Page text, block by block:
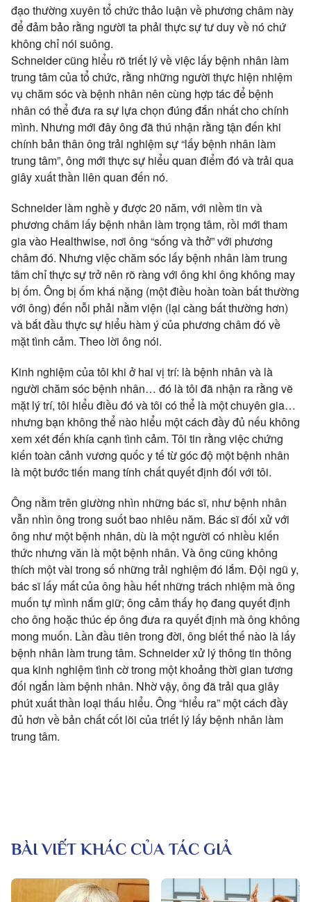
đạo thường xuyên tổ chức thảo luận về phương châm này
để đảm bảo rằng người ta phải thực sự tư duy về nó chứ
không chỉ nói suông.
Schneider cũng hiểu rõ triết lý về việc lấy bệnh nhân làm
trung tâm của tổ chức, rằng những người thực hiện nhiệm
vụ chăm sóc và bệnh nhân nên cùng hợp tác để bệnh
nhân có thể đưa ra sự lựa chọn đúng đắn nhất cho chính
mình. Nhưng mới đây ông đã thú nhận rằng tận đến khi
chính bản thân ông trải nghiệm sự “lấy bệnh nhân làm
trung tâm”, ông mới thực sự hiểu quan điểm đó và trải qua
giây xuất thần liên quan đến nó.
Schneider làm nghề y được 20 năm, với niềm tin và
phương châm lấy bệnh nhân làm trọng tâm, rồi mới tham
gia vào Healthwise, nơi ông “sống và thở” với phương
châm đó. Nhưng việc chăm sóc lấy bệnh nhân làm trung
tâm chỉ thực sự trở nên rõ ràng với ông khi ông không may
bị ốm. Ông bị ốm khá nặng (một điều hoàn toàn bất thường
với ông) đến nỗi phải nằm viện (lại càng bất thường hơn)
và bắt đầu thực sự hiểu hàm ý của phương châm đó về
mặt tình cảm. Theo lời ông nói.
Kinh nghiệm của tôi khi ở hai vị trí: là bệnh nhân và là
người chăm sóc bệnh nhân… đó là tôi đã nhận ra rằng vẽ
mặt lý trí, tôi hiểu điều đó và tôi có thể là một chuyên gia…
nhưng bạn không thể nào hiểu một cách đầy đủ nếu không
xem xét đến khía cạnh tình cảm. Tôi tin rằng việc chứng
kiến toàn cảnh vương quốc y tế từ góc độ một bệnh nhân
là một bước tiến mang tính chất quyết định đối với tôi.
Ông nằm trên giường nhìn những bác sĩ, như bệnh nhân
vẫn nhìn ông trong suốt bao nhiêu năm. Bác sĩ đối xử với
ông như một bệnh nhân, dù là một người có nhiều kiến
thức nhưng văn là một bệnh nhân. Và ông cũng không
thích một vài trong số những trải nghiệm đó lắm. Đội ngũ y,
bác sĩ lấy mất của ông hầu hết những trách nhiệm mà ông
muốn tự mình nắm giữ; ông cảm thấy họ đang quyết định
cho ông hoặc thúc ép ông đưa ra quyết định mà ông không
mong muốn. Lần đầu tiên trong đời, ông biết thế nào là lấy
bệnh nhân làm trung tâm. Schneider xử lý thông tin thông
qua kinh nghiệm tình cờ trong một khoảng thời gian tương
đối ngắn làm bệnh nhân. Nhờ vậy, ông đã trải qua giây
phút xuất thần loại thấu hiểu. Ông “hiểu ra” một cách đầy
đủ hơn về bản chất cốt lõi của triết lý lấy bệnh nhân làm
trung tâm.
BÀI VIẾT KHÁC CỦA TÁC GIẢ